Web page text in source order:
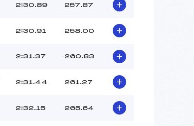
2:30.89 257.87
2:30.91 258.00
2:31.37 260.83
2:31.44 261.27
2:32.15 265.64